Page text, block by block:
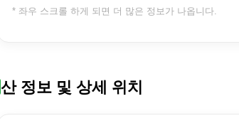
* 좌우 스크롤 하게 되면 더 많은 정보가 나옵니다.
산 정보 및 상세 위치